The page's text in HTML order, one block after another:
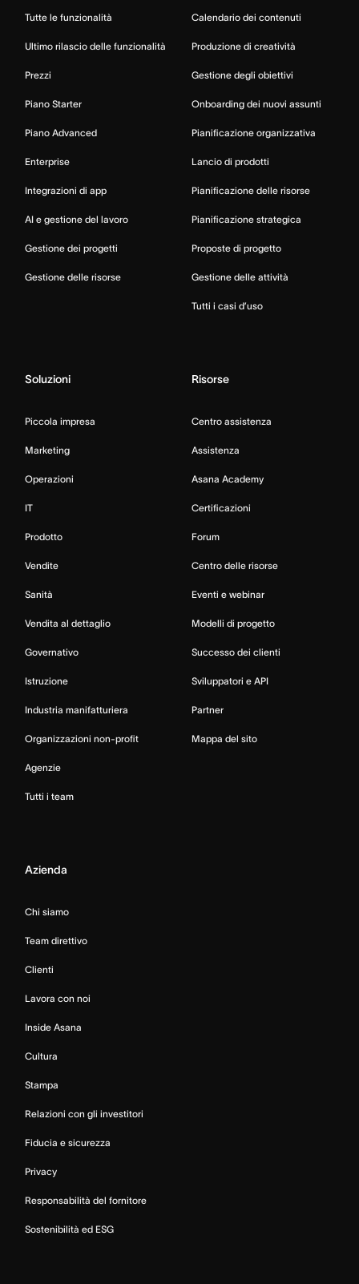
Tutte le funzionalità
Ultimo rilascio delle funzionalità
Prezzi
Piano Starter
Piano Advanced
Enterprise
Integrazioni di app
AI e gestione del lavoro
Gestione dei progetti
Gestione delle risorse
Calendario dei contenuti
Produzione di creatività
Gestione degli obiettivi
Onboarding dei nuovi assunti
Pianificazione organizzativa
Lancio di prodotti
Pianificazione delle risorse
Pianificazione strategica
Proposte di progetto
Gestione delle attività
Tutti i casi d’uso
Soluzioni
Piccola impresa
Marketing
Operazioni
IT
Prodotto
Vendite
Sanità
Vendita al dettaglio
Governativo
Istruzione
Industria manifatturiera
Organizzazioni non-profit
Agenzie
Tutti i team
Risorse
Centro assistenza
Assistenza
Asana Academy
Certificazioni
Forum
Centro delle risorse
Eventi e webinar
Modelli di progetto
Successo dei clienti
Sviluppatori e API
Partner
Mappa del sito
Azienda
Chi siamo
Team direttivo
Clienti
Lavora con noi
Inside Asana
Cultura
Stampa
Relazioni con gli investitori
Fiducia e sicurezza
Privacy
Responsabilità del fornitore
Sostenibilità ed ESG